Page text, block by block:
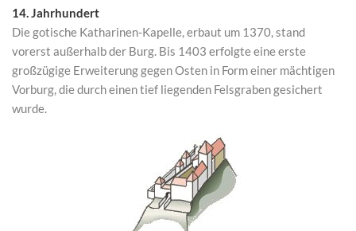
14. Jahrhundert
Die gotische Katharinen-Kapelle, erbaut um 1370, stand
vorerst außerhalb der Burg. Bis 1403 erfolgte eine erste
großzügige Erweiterung gegen Osten in Form einer mächtigen
Vorburg, die durch einen tief liegenden Felsgraben gesichert
wurde.